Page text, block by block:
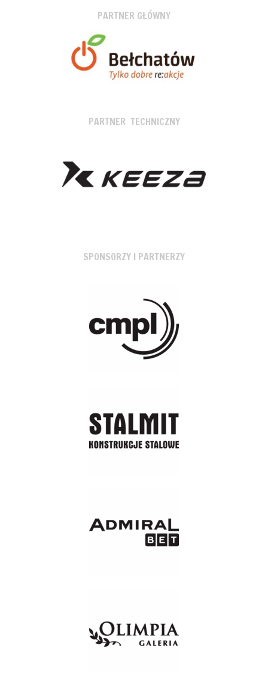
PARTNER GŁÓWNY
PARTNER TECHNICZNY
SPONSORZY I PARTNERZY